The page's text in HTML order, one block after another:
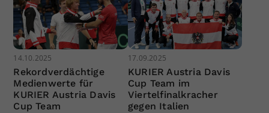
14.10.2025
Rekordverdächtige
Medienwerte für
KURIER Austria Davis
Cup Team
17.09.2025
KURIER Austria Davis
Cup Team im
Viertelfinalkracher
gegen Italien